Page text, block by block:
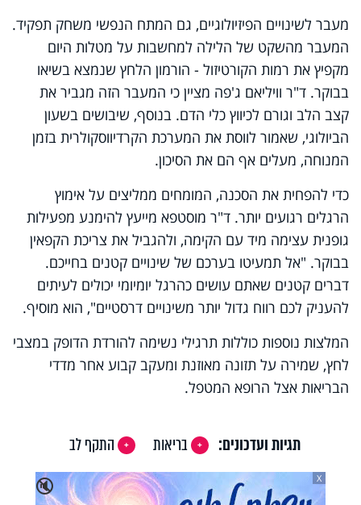
מעבר לשינויים הפיזיולוגיים, גם המתח הנפשי משחק תפקיד.
המעבר מהשקט של הלילה למחשבות על מטלות היום
מקפיץ את רמות הקורטיזול - הורמון הלחץ שנמצא בשיאו
בבוקר. ד"ר וויליאם ג'פה מציין כי המעבר הזה מגביר את
קצב הלב וגורם לכיווץ כלי הדם. בנוסף, שיבושים בשעון
הביולוגי, שאמור לווסת את המערכת הקרדיווסקולרית בזמן
המנוחה, מעלים אף הם את הסיכון.
כדי להפחית את הסכנה, המומחים ממליצים על אימוץ
הרגלים רגועים יותר. ד"ר מוסטפא מייעץ להימנע מפעילות
גופנית עצימה מיד עם הקימה, ולהגביל את צריכת הקפאין
בבוקר. "אל תמעיטו בערכם של שינויים קטנים בחייכם.
דברים קטנים שאתם עושים כהרגל יומיומי יכולים לעיתים
להעניק לכם רווח גדול יותר משינויים דרסטיים", הוא מוסיף.
המלצות נוספות כוללות תרגילי נשימה להורדת הדופק במצבי
לחץ, שמירה על תזונה מאוזנת ומעקב קבוע אחר מדדי
הבריאות אצל הרופא המטפל.
תגיות ועדכונים: בריאות
התקף לב
🔇
X